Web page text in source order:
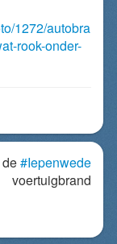
1272/autobra
rook-onder-
#Iepenwede